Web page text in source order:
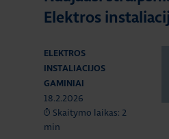
Elektros
ELEKTROS
INSTALIACIJOS
GAMINIAI
18.2.2026
Skaitymo laikas: 2
min